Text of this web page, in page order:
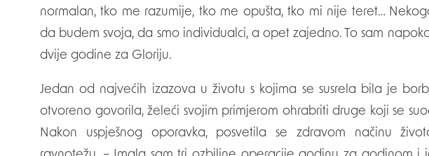
normalan, tko me razumije, tko me opušta, tko mi nije teret…
da budem svoja, da smo individualci, a opet zajedno. To sam
dvije godine za Gloriju.
Jedan od najvećih izazova u životu s kojima se susrela bila je
otvoreno govorila, želeći svojim primjerom ohrabriti druge koji se
Nakon uspješnog oporavka, posvetila se zdravom načinu